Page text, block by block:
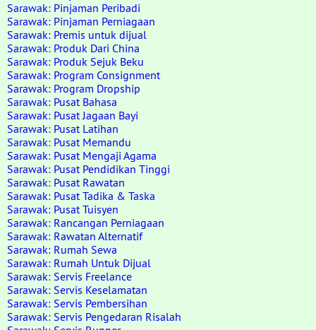
Sarawak: Pinjaman Peribadi
Sarawak: Pinjaman Perniagaan
Sarawak: Premis untuk dijual
Sarawak: Produk Dari China
Sarawak: Produk Sejuk Beku
Sarawak: Program Consignment
Sarawak: Program Dropship
Sarawak: Pusat Bahasa
Sarawak: Pusat Jagaan Bayi
Sarawak: Pusat Latihan
Sarawak: Pusat Memandu
Sarawak: Pusat Mengaji Agama
Sarawak: Pusat Pendidikan Tinggi
Sarawak: Pusat Rawatan
Sarawak: Pusat Tadika & Taska
Sarawak: Pusat Tuisyen
Sarawak: Rancangan Perniagaan
Sarawak: Rawatan Alternatif
Sarawak: Rumah Sewa
Sarawak: Rumah Untuk Dijual
Sarawak: Servis Freelance
Sarawak: Servis Keselamatan
Sarawak: Servis Pembersihan
Sarawak: Servis Pengedaran Risalah